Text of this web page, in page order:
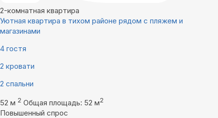
2-комнатная квартира
Уютная квартира в тихом районе рядом с пляжем и
магазинами
4 гостя
2 кровати
2 спальни
52 м 2 Общая площадь: 52 м2
Повышенный спрос